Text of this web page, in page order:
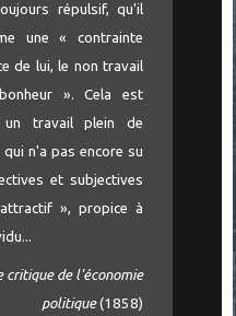
répulsif, qu'il
une « contrainte
de lui, le non travail
». Cela est
un travail plein de
n'a pas encore su
et subjectives
», propice à
critique de l'économie
politique(1858)